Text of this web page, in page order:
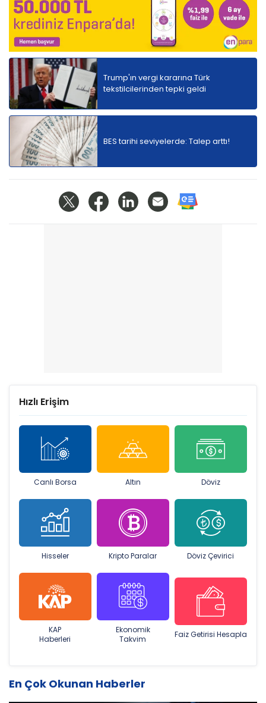
Trump'ın vergi kararına Türk
tekstilcilerinden tepki geldi
BES tarihi seviyelerde: Talep arttı!
Hızlı Erişim
Canlı Borsa Altın Döviz
Hisseler Kripto Paralar Döviz Çevirici
KAP
Haberleri
Ekonomik
Takvim
Faiz Getirisi Hesapla
En Çok Okunan Haberler